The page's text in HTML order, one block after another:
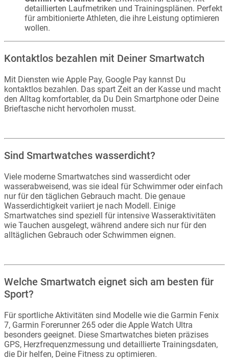
detaillierten Laufmetriken und Trainingsplänen. Perfekt
für ambitionierte Athleten, die ihre Leistung optimieren
wollen.
Kontaktlos bezahlen mit Deiner Smartwatch
Mit Diensten wie Apple Pay, Google Pay kannst Du
kontaktlos bezahlen. Das spart Zeit an der Kasse und macht
den Alltag komfortabler, da Du Dein Smartphone oder Deine
Brieftasche nicht hervorholen musst.
Sind Smartwatches wasserdicht?
Viele moderne Smartwatches sind wasserdicht oder
wasserabweisend, was sie ideal für Schwimmer oder einfach
nur für den täglichen Gebrauch macht. Die genaue
Wasserdichtigkeit variiert je nach Modell. Einige
Smartwatches sind speziell für intensive Wasseraktivitäten
wie Tauchen ausgelegt, während andere sich nur für den
alltäglichen Gebrauch oder Schwimmen eignen.
Welche Smartwatch eignet sich am besten für
Sport?
Für sportliche Aktivitäten sind Modelle wie die Garmin Fenix
7, Garmin Forerunner 265 oder die Apple Watch Ultra
besonders geeignet. Diese Smartwatches bieten präzises
GPS, Herzfrequenzmessung und detaillierte Trainingsdaten,
die Dir helfen, Deine Fitness zu optimieren.